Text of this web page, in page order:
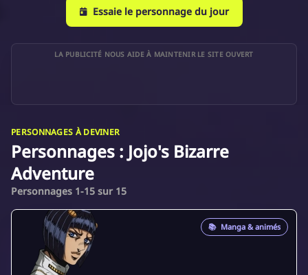
Essaie le personnage du jour
LA PUBLICITÉ NOUS AIDE À MAINTENIR LE SITE OUVERT
PERSONNAGES À DEVINER
Personnages : Jojo's Bizarre
Adventure
Personnages 1-15 sur 15
📚 Manga & animés